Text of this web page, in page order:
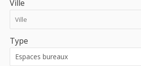
Ville
Type